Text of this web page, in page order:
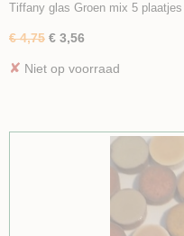
Tiffany glas Groen mix 5
€ 4,75 € 3,56
✘ Niet op voorraad